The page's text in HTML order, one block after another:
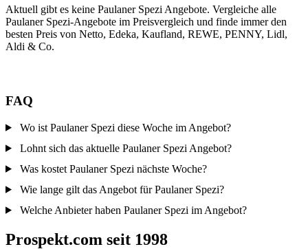
Aktuell gibt es keine Paulaner Spezi Angebote. Vergleiche alle
Paulaner Spezi-Angebote im Preisvergleich und finde immer den
besten Preis von Netto, Edeka, Kaufland, REWE, PENNY, Lidl,
Aldi & Co.
FAQ
Wo ist Paulaner Spezi diese Woche im Angebot?
Lohnt sich das aktuelle Paulaner Spezi Angebot?
Was kostet Paulaner Spezi nächste Woche?
Wie lange gilt das Angebot für Paulaner Spezi?
Welche Anbieter haben Paulaner Spezi im Angebot?
Prospekt.com seit 1998